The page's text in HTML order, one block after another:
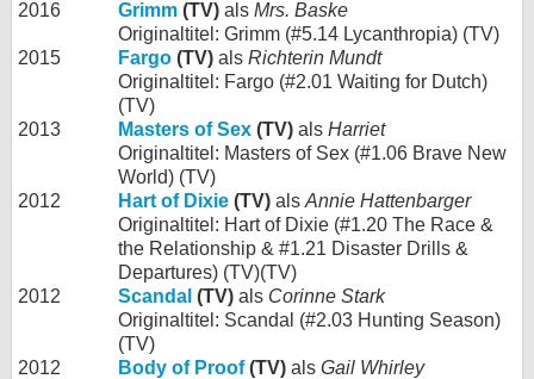
2016
Grimm (TV) als Mrs. Baske
Originaltitel: Grimm (#5.14 Lycanthropia) (TV)
2015
Fargo (TV) als Richterin Mundt
Originaltitel: Fargo (#2.01 Waiting for Dutch)
(TV)
2013
Masters of Sex (TV) als Harriet
Originaltitel: Masters of Sex (#1.06 Brave New
World) (TV)
2012
Hart of Dixie (TV) als Annie Hattenbarger
Originaltitel: Hart of Dixie (#1.20 The Race &
the Relationship & #1.21 Disaster Drills &
Departures) (TV)(TV)
2012
Scandal (TV) als Corinne Stark
Originaltitel: Scandal (#2.03 Hunting Season)
(TV)
2012
Body of Proof(TV) als Gail Whirley